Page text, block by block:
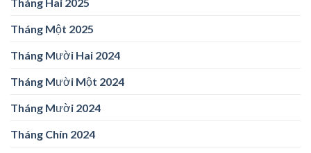
Tháng Hai 2025
Tháng Một 2025
Tháng Mười Hai 2024
Tháng Mười Một 2024
Tháng Mười 2024
Tháng Chín 2024